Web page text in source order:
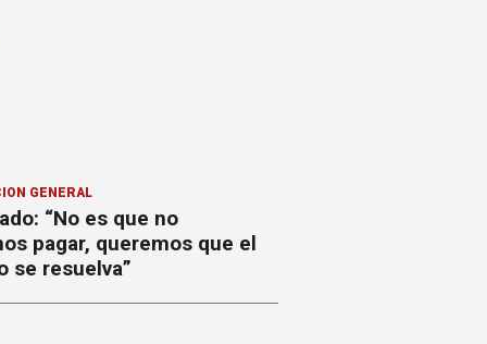
GENERAL
“No es que no
pagar, queremos que el
se resuelva”